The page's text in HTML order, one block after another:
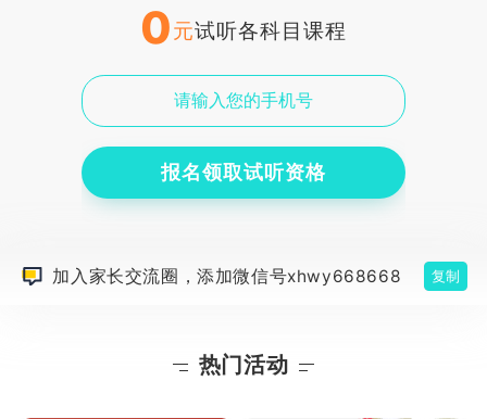
0元试听各科目课程
报名领取试听资格
加入家长交流圈，添加微信号xhwy668668 复制
热门活动